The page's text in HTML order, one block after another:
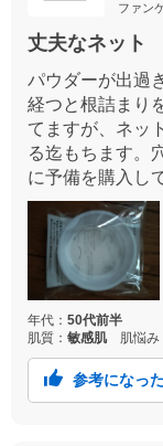
ファン
丈夫なネット
パウダーが出過
経つと根詰まり
てますが、ネッ
る迄もちます。
に予備を購入し
年代： 50代前半
肌質： 敏感肌 肌悩み
参考になった